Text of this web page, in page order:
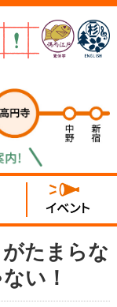
たまらな
い！